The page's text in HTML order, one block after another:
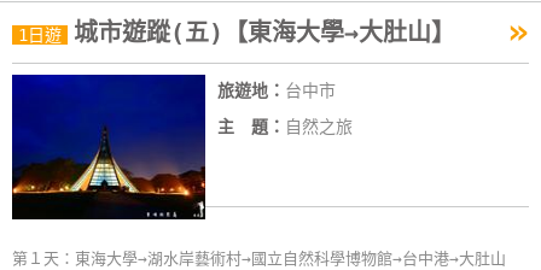
1日遊 城市遊蹤(五)【東海大學→大肚山】 »
旅遊地： 台中市
主 題： 自然之旅
第１天：東海大學→湖水岸藝術村→國立自然科學博物館→台中港→大肚山